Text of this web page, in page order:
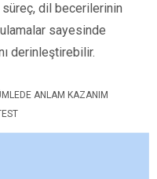
dil becerilerinin
sayesinde
derinleştirebilir.
ANLAM KAZANIM